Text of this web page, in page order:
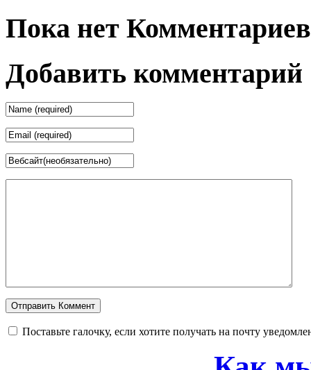
Пока нет
Добавить комментарий
Поставьте галочку, если хотите получать на почту